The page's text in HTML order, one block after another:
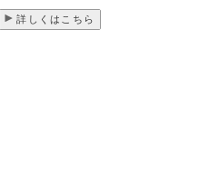
詳しくはこちら